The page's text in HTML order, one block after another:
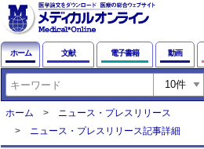
ホーム 文献 電子書籍 動画
ホーム
ニュース・プレスリリース
ニュース・プレスリリース記事詳細